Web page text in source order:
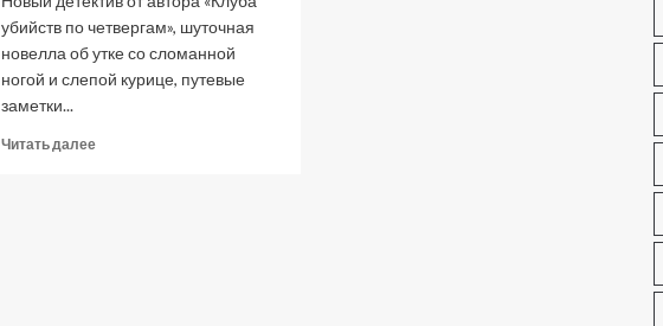
убийств по четвергам», шуточная
новелла об утке со сломанной
ногой и слепой курице, путевые
заметки...
Читать далееПрочитать